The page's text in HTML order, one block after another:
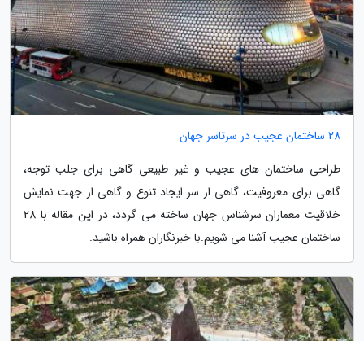
28 ساختمان عجیب در سرتاسر جهان
طراحی ساختمان های عجیب و غیر طبیعی گاهی برای جلب توجه،
گاهی برای معروفیت، گاهی از سر ایجاد تنوع و گاهی از جهت نمایش
خلاقیت معماران سرشناس جهان ساخته می گردد، در این مقاله با 28
ساختمان عجیب آشنا می شویم.با خبرنگاران همراه باشید.